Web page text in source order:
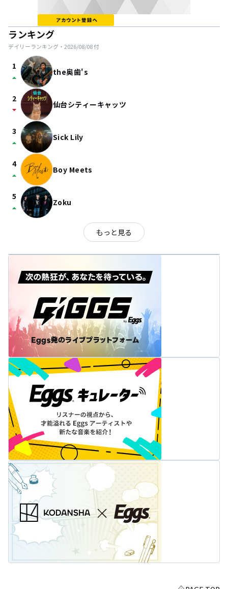
ランキング
デイリーランキング・ 2026/08/08付
1
arrow_drop_up the奥歯's
2
arrow_drop_down 仙台シティーキャッツ
3
arrow_drop_up Sick Lily
4
arrow_drop_up Boy Meets
5
arrow_drop_up Zoku
もっと見る